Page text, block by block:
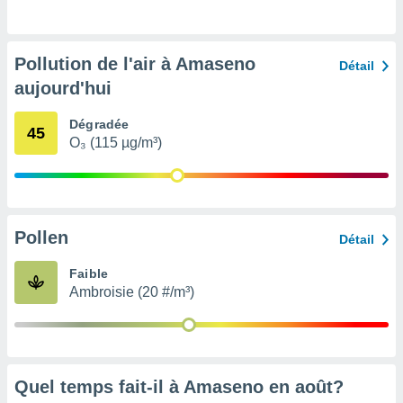
ou
de la
des
notre
Pollution de l'air à Amaseno
aujourd'hui
Détail
45 Dégradée
O₃ (115 µg/m³)
Pollen Détail
Faible
Ambroisie (20 #/m³)
Quel temps fait-il à Amaseno en août?